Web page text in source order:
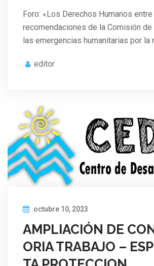
Foro: «Los Derechos Humanos
recomendaciones de la Comisión de
las emergencias humanitarias por la
editor
octubre 10, 2023
AMPLIACIÓN DE
ORIA TRABAJO –